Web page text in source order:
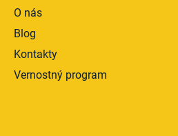
O nás
Blog
Kontakty
Vernostný program